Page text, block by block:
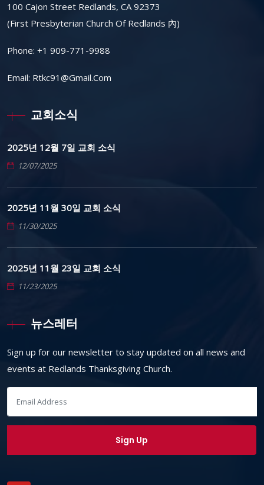
100 Cajon Street Redlands, CA 92373
(First Presbyterian Church Of Redlands 內)
Phone: +1 909-771-9988
Email: Rtkc91@gmail.com
교회소식
2025년 12월 7일 교회 소식
12/07/2025
2025년 11월 30일 교회 소식
11/30/2025
2025년 11월 23일 교회 소식
11/23/2025
뉴스레터
Sign up for our newsletter to stay updated on all news and
events at Redlands Thanksgiving Church.